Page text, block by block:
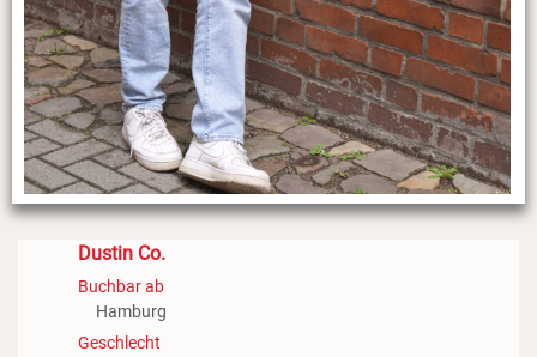
Dustin Co.
Buchbar ab
Hamburg
Geschlecht